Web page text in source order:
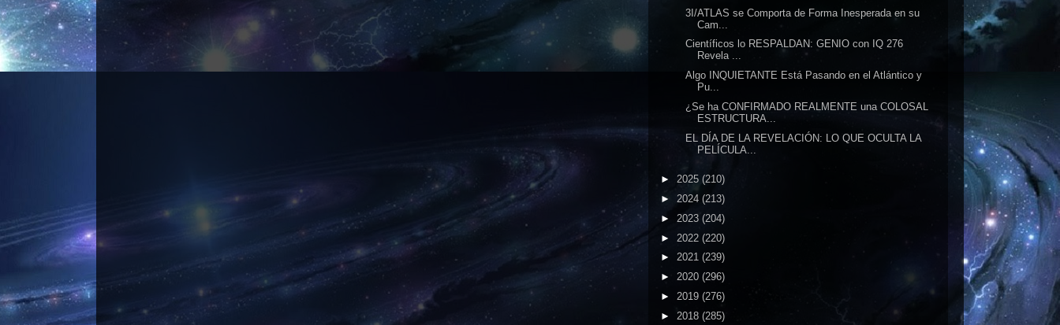
3I/ATLAS se Comporta de Forma Inesperada en su
Cam...
Científicos lo RESPALDAN: GENIO con IQ 276
Revela ...
Algo INQUIETANTE Está Pasando en el Atlántico y
Pu...
¿Se ha CONFIRMADO REALMENTE una COLOSAL
ESTRUCTURA...
EL DÍA DE LA REVELACIÓN: LO QUE OCULTA LA
PELÍCULA...
► 2025 (210)
► 2024 (213)
► 2023 (204)
► 2022 (220)
► 2021 (239)
► 2020 (296)
► 2019 (276)
► 2018 (285)